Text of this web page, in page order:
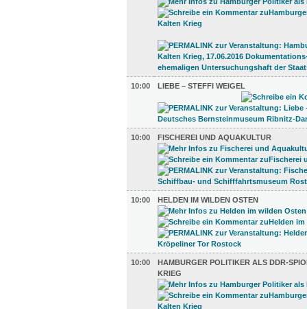
10:00 LIEBE – STEFFI WEIGEL
10:00 FISCHEREI UND AQUAKULTUR
10:00 HELDEN IM WILDEN OSTEN
10:00
HAMBURGER POLITIKER ALS DDR-
KRIEG